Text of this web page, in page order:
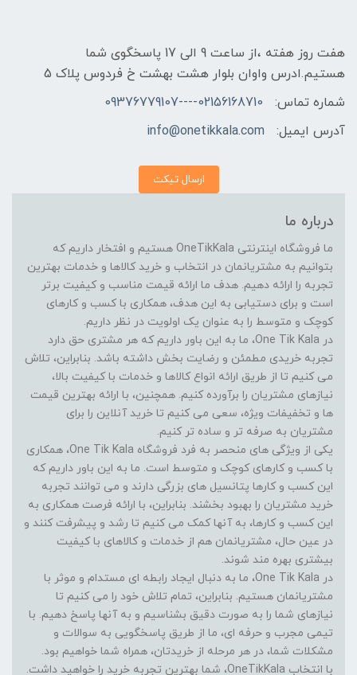
هفت روز هفته ،از ساعت 9 الی 17 پاسخگوی شما
هستیم.ادرس واوان بلوار هشت بهشت خ فردوس پلاک 5
شماره تماس:
02156168710----09376779107
آدرس ایمیل:
info@onetikkala.com
ارسال تیکت
درباره ما
ما فروشگاه اینترنتی OneTikKala هستیم و افتخار داریم که
بتوانیم به مشتریانمان در انتخاب و خرید کالاها و خدمات بهترین
تجربه را ارائه دهیم. هدف ما ارائه قیمت مناسب و کیفیت برتر
است و برای دستیابی به این هدف، همکاری با کسب و کارهای
کوچک و متوسط را به عنوان یک اولویت در نظر داریم.
در One Tik Kala، ما به این باور داریم که هر مشتری حق دارد
تجربه خریدی مطمئن و رضایت بخش داشته باشد. بنابراین، تلاش
می کنیم تا از طریق ارائه انواع کالاها و خدمات با کیفیت بالا،
نیازهای مشتریان را برآورده کنیم. همچنین، با ارائه بهترین قیمت
ها و تخفیفات ویژه، سعی می کنیم تا خرید آنلاین را برای
مشتریان به صرفه تر و ساده تر کنیم.
یکی از ویژگی های منحصر به فرد فروشگاه One Tik Kala، همکاری
با کسب و کارهای کوچک و متوسط است. ما به این باور داریم که
این کسب و کارها پتانسیل های بزرگی دارند و می توانند تجربه
خرید مشتریان را بهبود بخشند. بنابراین، با ارائه فرصت همکاری به
این کسب و کارها، به آنها کمک می کنیم تا رشد و پیشرفت کنند و
در عین حال، مشتریانمان هم از خدمات و کالاهای با کیفیت
بیشتری بهره مند شوند.
در One Tik Kala، ما به دنبال ایجاد رابطه ای مستدام و موثر با
مشتریانمان هستیم. بنابراین، تمام تلاش خود را می کنیم تا
نیازهای شما را به صورت دقیق بشناسیم و به آنها پاسخ دهیم. با
تیمی مجرب و حرفه ای، ما از طریق پاسخگویی به سوالات و
مشکلات شما، در هر مرحله از خریدتان، همراه شما خواهیم بود.
با انتخاب OneTikKala، شما بهترین تجربه خرید را خواهید داشت.